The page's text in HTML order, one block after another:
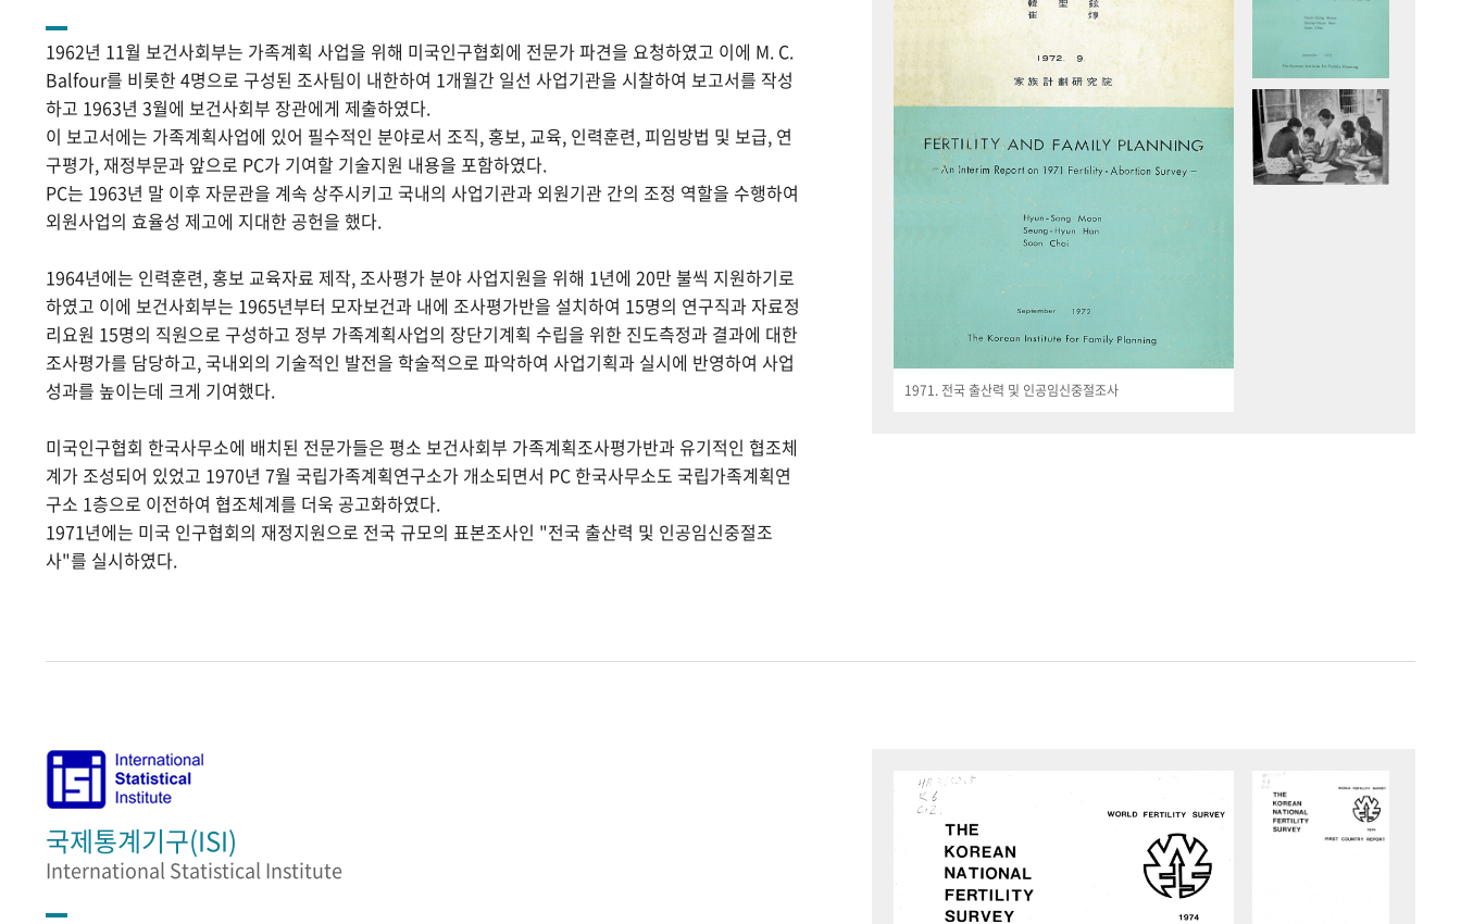
1962년 11월 보건사회부는 가족계획 사업을 위해 미국인구협회에 전문가 파견을 요청하였고 이에 M. C.
Balfour를 비롯한 4명으로 구성된 조사팀이 내한하여 1개월간 일선 사업기관을 시찰하여 보고서를 작성
하고 1963년 3월에 보건사회부 장관에게 제출하였다.
이 보고서에는 가족계획사업에 있어 필수적인 분야로서 조직, 홍보, 교육, 인력훈련, 피임방법 및 보급, 연
구평가, 재정부문과 앞으로 PC가 기여할 기술지원 내용을 포함하였다.
PC는 1963년 말 이후 자문관을 계속 상주시키고 국내의 사업기관과 외원기관 간의 조정 역할을 수행하여
외원사업의 효율성 제고에 지대한 공헌을 했다.
1964년에는 인력훈련, 홍보 교육자료 제작, 조사평가 분야 사업지원을 위해 1년에 20만 불씩 지원하기로
하였고 이에 보건사회부는 1965년부터 모자보건과 내에 조사평가반을 설치하여 15명의 연구직과 자료정
리요원 15명의 직원으로 구성하고 정부 가족계획사업의 장단기계획 수립을 위한 진도측정과 결과에 대한
조사평가를 담당하고, 국내외의 기술적인 발전을 학술적으로 파악하여 사업기획과 실시에 반영하여 사업
성과를 높이는데 크게 기여했다.
미국인구협회 한국사무소에 배치된 전문가들은 평소 보건사회부 가족계획조사평가반과 유기적인 협조체
계가 조성되어 있었고 1970년 7월 국립가족계획연구소가 개소되면서 PC 한국사무소도 국립가족계획연
구소 1층으로 이전하여 협조체계를 더욱 공고화하였다.
1971년에는 미국 인구협회의 재정지원으로 전국 규모의 표본조사인 "전국 출산력 및 인공임신중절조
사"를 실시하였다.
1971. 전국 출산력 및 인공임신중절조사
국제통계기구(ISI)
International Statistical Institute